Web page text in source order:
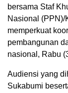
bersama Staf
Nasional
memperkuat
pembangunan
nasional, Rabu
Audiensi yang
Sukabumi